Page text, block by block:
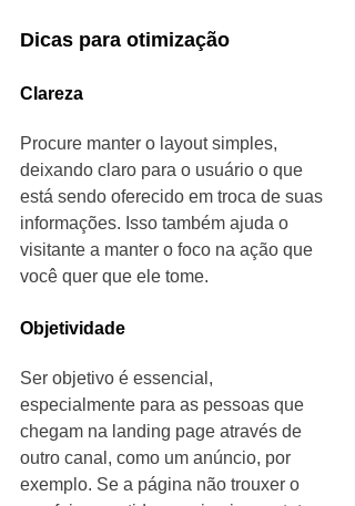
Dicas para otimização
Clareza
Procure manter o layout simples,
deixando claro para o usuário o que
está sendo oferecido em troca de suas
informações. Isso também ajuda o
visitante a manter o foco na ação que
você quer que ele tome.
Objetividade
Ser objetivo é essencial,
especialmente para as pessoas que
chegam na landing page através de
outro canal, como um anúncio, por
exemplo. Se a página não trouxer o